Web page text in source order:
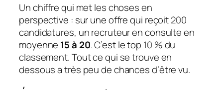
Un chiffre qui met les choses en
perspective : sur une offre qui reçoit 200
candidatures, un recruteur en consulte en
moyenne 15 à 20. C’est le top 10 % du
classement. Tout ce qui se trouve en
dessous a très peu de chances d’être vu.